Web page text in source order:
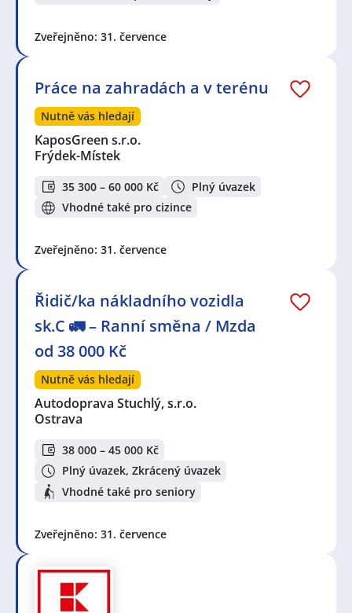
Zveřejněno: 31. července
Práce na zahradách a v terénu
Nutně vás hledají
KaposGreen s.r.o.
Frýdek-Místek
35 300 – 60 000 Kč
Plný úvazek
Vhodné také pro cizince
Zveřejněno: 31. července
Řidič/ka nákladního vozidla
sk.C 🚛 – Ranní směna / Mzda
od 38 000 Kč
Nutně vás hledají
Autodoprava Stuchlý, s.r.o.
Ostrava
38 000 – 45 000 Kč
Plný úvazek, Zkrácený úvazek
Vhodné také pro seniory
Zveřejněno: 31. července